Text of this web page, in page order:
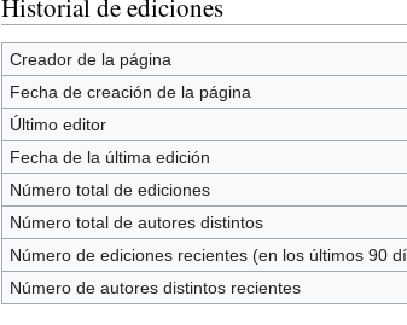
Historial de ediciones
Creador de la página
Fecha de creación de la página
Último editor
Fecha de la última edición
Número total de ediciones
Número total de autores distintos
Número de ediciones recientes (en los últimos 90
Número de autores distintos recientes